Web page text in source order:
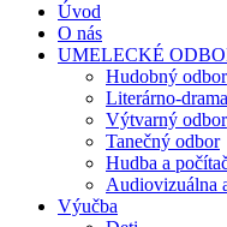
Úvod
O nás
UMELECKÉ
Hudobný odbor
Literárno-
Výtvarný odbor
Tanečný odbor
Hudba a
Audiovizuálna
Výučba